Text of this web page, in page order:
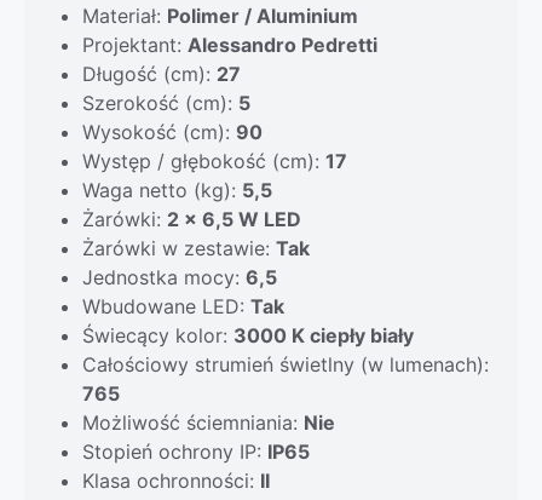
Materiał: Polimer / Aluminium
Projektant: Alessandro Pedretti
Długość (cm): 27
Szerokość (cm): 5
Wysokość (cm): 90
Występ / głębokość (cm): 17
Waga netto (kg): 5,5
Żarówki: 2 x 6,5 W LED
Żarówki w zestawie: Tak
Jednostka mocy: 6,5
Wbudowane LED: Tak
Świecący kolor: 3000 K ciepły biały
Całościowy strumień świetlny (w lumenach):
765
Możliwość ściemniania: Nie
Stopień ochrony IP: IP65
Klasa ochronności: II